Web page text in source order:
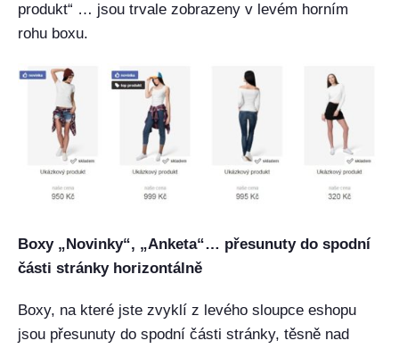
produkt“ … jsou trvale zobrazeny v levém horním
rohu boxu.
Boxy „Novinky“, „Anketa“… přesunuty do spodní
části stránky horizontálně
Boxy, na které jste zvyklí z levého sloupce eshopu
jsou přesunuty do spodní části stránky, těsně nad